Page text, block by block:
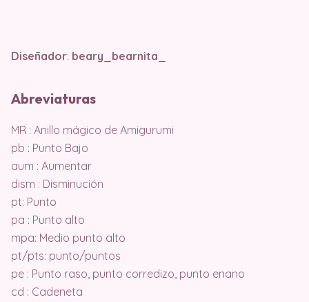
Diseñador: beary_bearnita_
Abreviaturas
MR : Anillo mágico de Amigurumi
pb : Punto Bajo
aum : Aumentar
dism : Disminución
pt: Punto
pa : Punto alto
mpa: Medio punto alto
pt/pts: punto/puntos
pe : Punto raso, punto corredizo, punto enano
cd : Cadeneta